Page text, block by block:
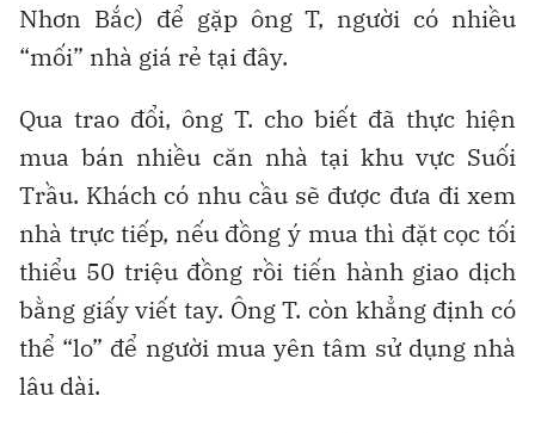
Nhơn Bắc) để gặp ông T, người có nhiều
“mối” nhà giá rẻ tại đây.
Qua trao đổi, ông T. cho biết đã thực hiện
mua bán nhiều căn nhà tại khu vực Suối
Trầu. Khách có nhu cầu sẽ được đưa đi xem
nhà trực tiếp, nếu đồng ý mua thì đặt cọc tối
thiểu 50 triệu đồng rồi tiến hành giao dịch
bằng giấy viết tay. Ông T. còn khẳng định có
thể “lo” để người mua yên tâm sử dụng nhà
lâu dài.